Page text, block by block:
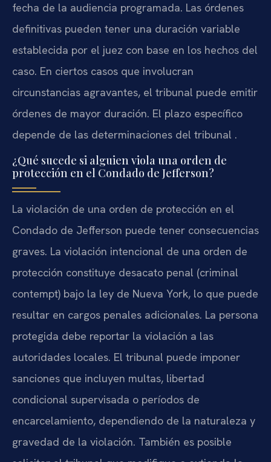
fecha de la audiencia programada. Las órdenes
definitivas pueden tener una duración variable
establecida por el juez con base en los hechos del
caso. En ciertos casos que involucran
circunstancias agravantes, el tribunal puede emitir
órdenes de mayor duración. El plazo específico
depende de las determinaciones del tribunal .
¿Qué sucede si alguien viola una orden de
protección en el Condado de Jefferson?
La violación de una orden de protección en el
Condado de Jefferson puede tener consecuencias
graves. La violación intencional de una orden de
protección constituye desacato penal (criminal
contempt) bajo la ley de Nueva York, lo que puede
resultar en cargos penales adicionales. La persona
protegida debe reportar la violación a las
autoridades locales. El tribunal puede imponer
sanciones que incluyen multas, libertad
condicional supervisada o períodos de
encarcelamiento, dependiendo de la naturaleza y
gravedad de la violación. También es posible